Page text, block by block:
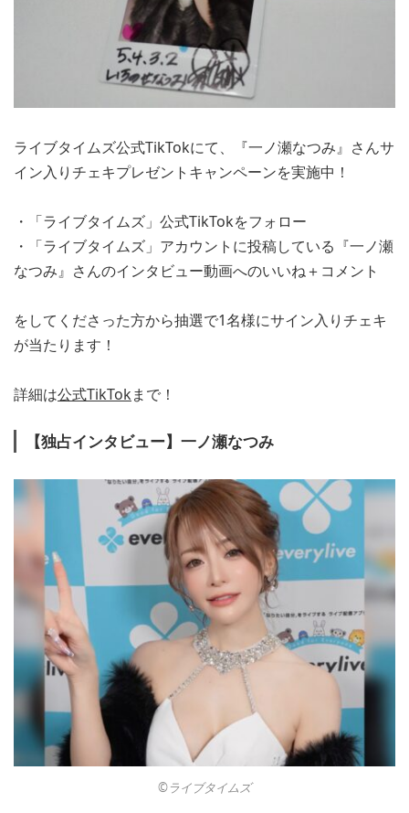
ライブタイムズ公式TikTokにて、『一ノ瀬なつみ』さんサ
イン入りチェキプレゼントキャンペーンを実施中！
・「ライブタイムズ」公式TikTokをフォロー
・「ライブタイムズ」アカウントに投稿している『一ノ瀬
なつみ』さんのインタビュー動画へのいいね＋コメント
をしてくださった方から抽選で1名様にサイン入りチェキ
が当たります！
詳細は公式TikTokまで！
【独占インタビュー】一ノ瀬なつみ
©︎ライブタイムズ